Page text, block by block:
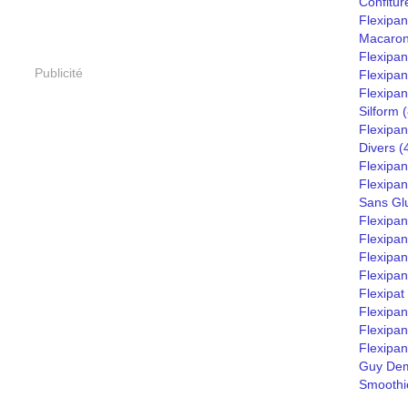
Publicité
Silform
Divers
Sans
Flexipat
Guy